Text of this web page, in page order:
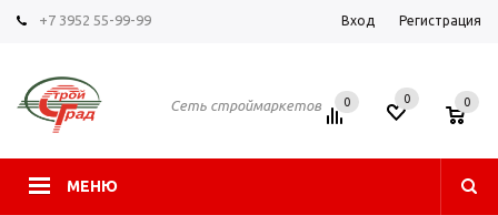
+7 3952 55-99-99 Вход Регистрация
Сеть строймаркетов
МЕНЮ
0 0 0